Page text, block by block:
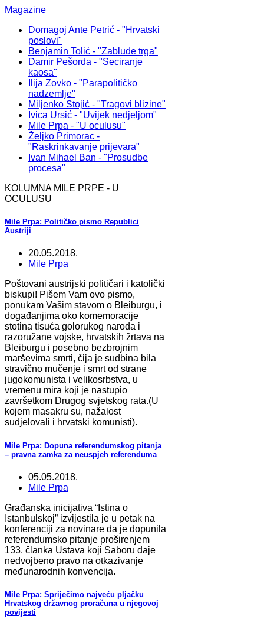
Magazine
Domagoj Ante Petrić - "Hrvatski
poslovi"
Benjamin Tolić - "Zablude trga"
Damir Pešorda - "Seciranje
kaosa"
Ilija Zovko - "Parapolitičko
nadzemlje"
Miljenko Stojić - "Tragovi blizine"
Ivica Ursić - "Uvijek nedjeljom"
Mile Prpa - "U oculusu"
Željko Primorac -
"Raskrinkavanje prijevara"
Ivan Mihael Ban - "Prosudbe
procesa"
KOLUMNA MILE PRPE - U
OCULUSU
Mile Prpa: Političko pismo Republici
Austriji
20.05.2018.
Mile Prpa
Poštovani austrijski političari i katolički
biskupi! Pišem Vam ovo pismo,
ponukam Vašim stavom o Bleiburgu, i
događanjima oko komemoracije
stotina tisuća golorukog naroda i
razoružane vojske, hrvatskih žrtava na
Bleiburgu i posebno bezbrojnim
marševima smrti, čija je sudbina bila
stravično mučenje i smrt od strane
jugokomunista i velikosrbstva, u
vremenu mira koji je nastupio
završetkom Drugog svjetskog rata.(U
kojem masakru su, nažalost
sudjelovali i hrvatski komunisti).
Mile Prpa: Dopuna referendumskog pitanja
– pravna zamka za neuspjeh referenduma
05.05.2018.
Mile Prpa
Građanska inicijativa “Istina o
Istanbulskoj” izvijestila je u petak na
konferenciji za novinare da je dopunila
referendumsko pitanje proširenjem
133. članka Ustava koji Saboru daje
nedvojbeno pravo na otkazivanje
međunarodnih konvencija.
Mile Prpa: Spriječimo najveću pljačku
Hrvatskog državnog proračuna u njegovoj
povijesti